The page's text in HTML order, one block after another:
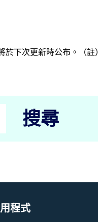
下次更新時公布。（註）
程式